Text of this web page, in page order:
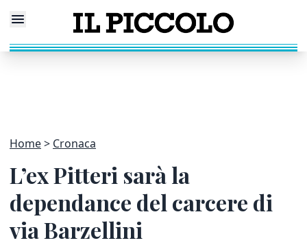
Home Cronaca
L’ex Pitteri sarà la
dependance del carcere di
via Barzellini